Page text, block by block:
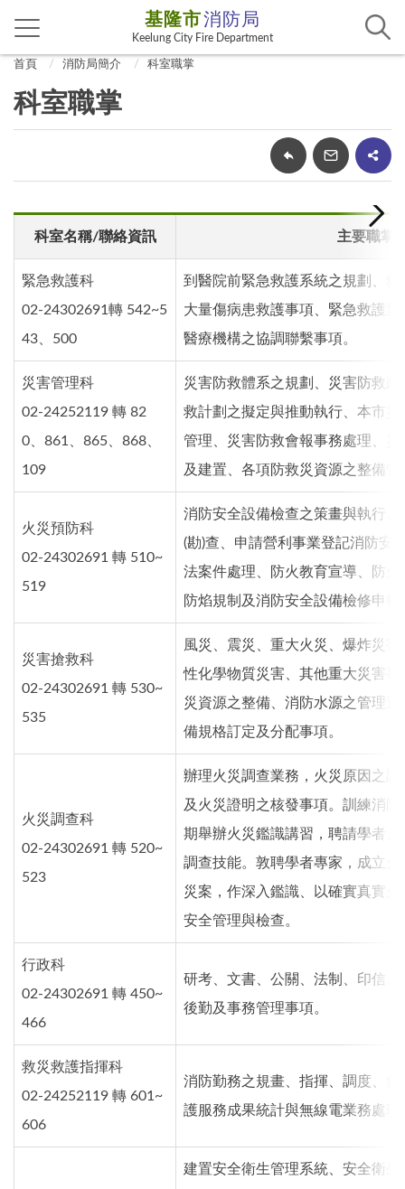
基隆市消防局
Keelung City Fire Department
首頁 消防局簡介 科室職掌
科室職掌
科室名稱/聯絡資訊 主要職掌
緊急救護科
02-24302691轉 542~5
43、500
到醫院前緊急救護系統之規劃、
大量傷病患救護事項、緊急救護
醫療機構之協調聯繫事項。
災害管理科
02-24252119 轉 82
0、861、865、868、
109
災害防救體系之規劃、災害防救
救計劃之擬定與推動執行、本市
管理、災害防救會報事務處理、
及建置、各項防救災資源之整備管
火災預防科
02-24302691 轉 510~
519
消防安全設備檢查之策畫與執行
(勘)查、申請營利事業登記消防安
法案件處理、防火教育宣導、防
防焰規制及消防安全設備檢修申
災害搶救科
02-24302691 轉 530~
535
風災、震災、重大火災、爆炸災
性化學物質災害、其他重大災害
災資源之整備、消防水源之管理
備規格訂定及分配事項。
火災調查科
02-24302691 轉 520~
523
辦理火災調查業務，火災原因之
及火災證明之核發事項。訓練消
期舉辦火災鑑識講習，聘請學者
調查技能。敦聘學者專家，成立
災案，作深入鑑識、以確實真實
安全管理與檢查。
行政科
02-24302691 轉 450~
466
研考、文書、公關、法制、印信
後勤及事務管理事項。
救災救護指揮科
02-24252119 轉 601~
606
消防勤務之規畫、指揮、調度、
護服務成果統計與無線電業務處理
建置安全衛生管理系統、安全衛